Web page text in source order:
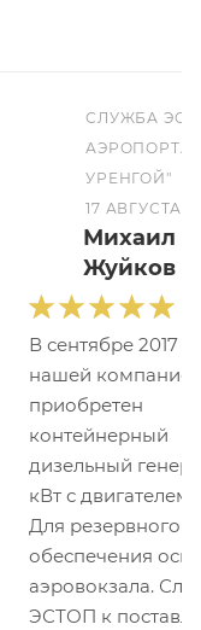
СЛУЖБА
АЭРОПОРТА
УРЕНГОЙ"
17 АВГУСТА
Михаил
Жуйков
В сентябре 2017
нашей
приобретен
контейнерный
дизельный
кВт с двигателем
Для резервного
обеспечения
аэровокзала.
ЭСТОП к